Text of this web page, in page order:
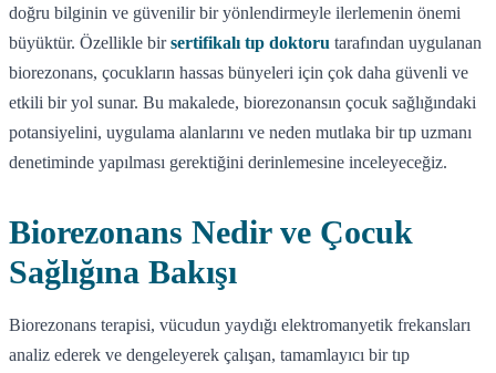
doğru bilginin ve güvenilir bir yönlendirmeyle ilerlemenin önemi
büyüktür. Özellikle birsertifikalı tıp doktoru tarafından uygulanan
biorezonans, çocukların hassas bünyeleri için çok daha güvenli ve
etkili bir yol sunar. Bu makalede, biorezonansın çocuk sağlığındaki
potansiyelini, uygulama alanlarını ve neden mutlaka bir tıp uzmanı
denetiminde yapılması gerektiğini derinlemesine inceleyeceğiz.
Biorezonans Nedir ve Çocuk
Sağlığına Bakışı
Biorezonans terapisi, vücudun yaydığı elektromanyetik frekansları
analiz ederek ve dengeleyerek çalışan, tamamlayıcı bir tıp